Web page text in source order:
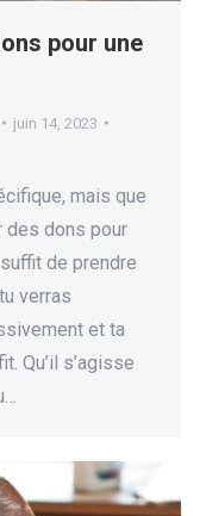
pour une
juin 14, 2023
mais que
des dons pour
de prendre
verras
et ta
Qu’il s’agisse